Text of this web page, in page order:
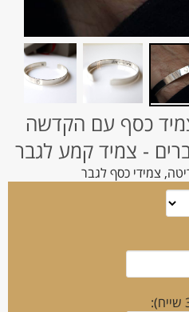
כסף עם הקדשה
- צמיד קמע לגבר
צמידי כסף לגבר